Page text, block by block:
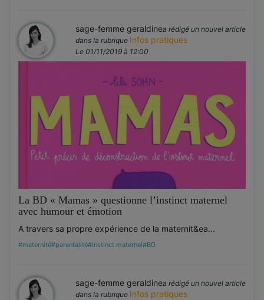
sage-femme geraldinea rédigé un nouvel article
dans la rubrique Infos pratiques
Le 01/11/2019 à 12:00
La BD « Mamas » questionne l’instinct maternel
avec humour et émotion
A travers sa propre expérience de la maternit&ea...
#maternité#parentalité#instinct maternel#BD
sage-femme geraldinea rédigé un nouvel article
dans la rubrique Infos pratiques